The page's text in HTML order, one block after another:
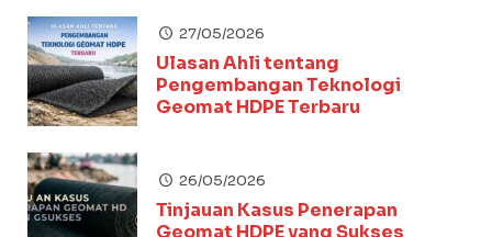
27/05/2026
Ulasan Ahli tentang
Pengembangan Teknologi
Geomat HDPE Terbaru
26/05/2026
Tinjauan Kasus Penerapan